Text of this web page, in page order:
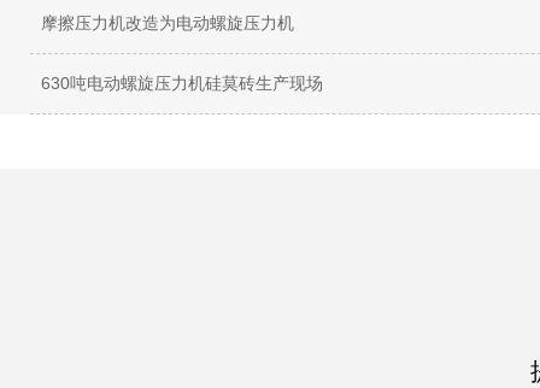
摩擦压力机改造为电动螺旋压力机
630吨电动螺旋压力机硅莫砖生产现场